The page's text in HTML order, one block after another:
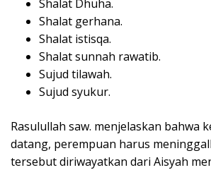
Shalat Dhuha.
Shalat gerhana.
Shalat istisqa.
Shalat sunnah rawatib.
Sujud tilawah.
Sujud syukur.
Rasulullah saw. menjelaskan bahwa
datang, perempuan harus
tersebut diriwayatkan dari Aisyah